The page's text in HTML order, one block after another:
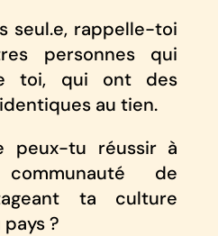
seul.e, rappelle-toi
personnes qui
toi, qui ont des
au tien.
peux-tu réussir à
de
ta culture
?